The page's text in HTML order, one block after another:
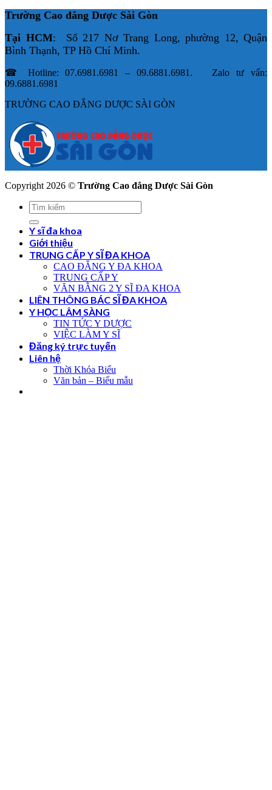
Trường Cao đẳng Dược Sài Gòn
Tại HCM: Số 217 Nơ Trang Long, phường 12, Quận
Bình Thạnh, TP Hồ Chí Minh.
☎ Hotline: 07.6981.6981 – 09.6881.6981. Zalo tư vấn:
09.6881.6981
TRƯỜNG CAO ĐẲNG DƯỢC SÀI GÒN
Copyright 2026 © Trường Cao đẳng Dược Sài Gòn
Y sĩ đa khoa
Giới thiệu
TRUNG CẤP Y SĨ ĐA KHOA
CAO ĐẲNG Y ĐA KHOA
TRUNG CẤP Y
VĂN BẰNG 2 Y SĨ ĐA KHOA
LIÊN THÔNG BÁC SĨ ĐA KHOA
Y HỌC LÂM SÀNG
TIN TỨC Y DƯỢC
VIỆC LÀM Y SĨ
Đăng ký trực tuyến
Liên hệ
Thời Khóa Biểu
Văn bản – Biểu mẫu